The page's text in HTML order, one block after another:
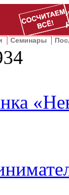
Семинары